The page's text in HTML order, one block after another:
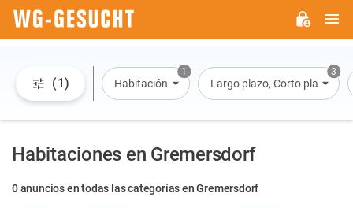
(1)
1
Habitación
3
Largo plazo, Corto plazo,
Habitaciones en Gremersdorf
0 anuncios en todas las categorías en Gremersdorf